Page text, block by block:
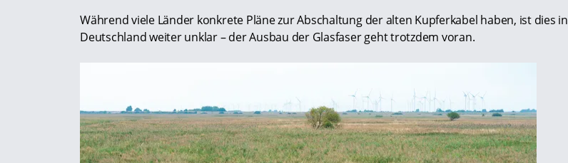
Während viele Länder konkrete Pläne zur Abschaltung der alten Kupferkabel haben, ist dies in
Deutschland weiter unklar – der Ausbau der Glasfaser geht trotzdem voran.